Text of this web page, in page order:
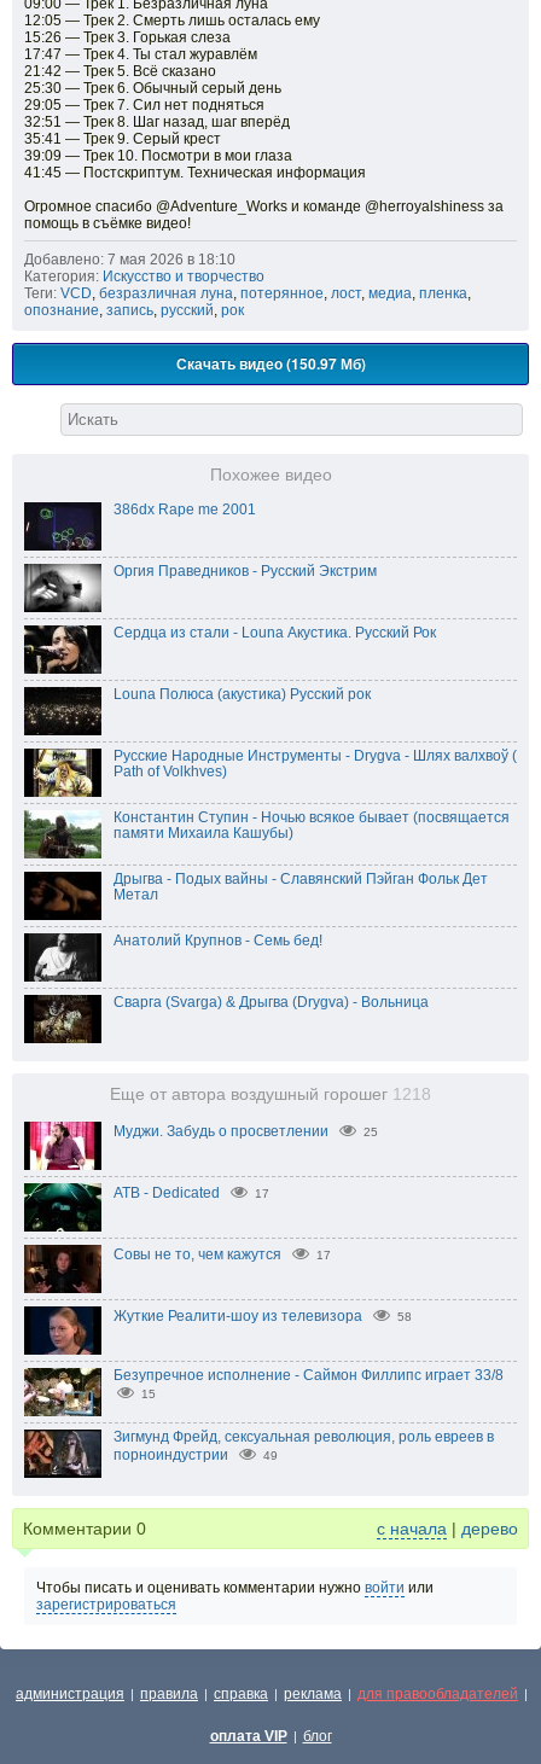
12:05 — Трек 2. Смерть лишь осталась ему
15:26 — Трек 3. Горькая слеза
17:47 — Трек 4. Ты стал журавлём
21:42 — Трек 5. Всё сказано
25:30 — Трек 6. Обычный серый день
29:05 — Трек 7. Сил нет подняться
32:51 — Трек 8. Шаг назад, шаг вперёд
35:41 — Трек 9. Серый крест
39:09 — Трек 10. Посмотри в мои глаза
41:45 — Постскриптум. Техническая информация
Огромное спасибо ‪@Adventure_Works‬ и команде ‪@herroyalshiness‬ за
помощь в съёмке видео!
Добавлено: 7 мая 2026 в 18:10
Категория: Искусство и творчество
Теги: VCD безразличная луна потерянное лост, медиа пленка
опознание запись русский рок
Скачать видео (150.97 Мб)
Похожее видео
386dx Rape me 2001
Оргия Праведников - Русский Экстрим
Сердца из стали - Louna Акустика. Русский Рок
Louna Полюса (акустика) Русский рок
Русские Народные Инструменты - Drygva - Шлях валхвоў (
Path of Volkhves)
Константин Ступин - Ночью всякое бывает (посвящается
памяти Михаила Кашубы)
Дрыгва - Подых вайны - Славянский Пэйган Фольк Дет
Метал
Анатолий Крупнов - Семь бед!
Сварга (Svarga) & Дрыгва (Drygva) - Вольница
Еще от автора воздушный горошег 1218
Муджи. Забудь о просветлении 25
ATB - Dedicated 17
Совы не то, чем кажутся 17
Жуткие Реалити-шоу из телевизора 58
Безупречное исполнение - Саймон Филлипс играет 33/8
15
Зигмунд Фрейд, сексуальная революция, роль евреев в
порноиндустрии
49
Комментарии 0 с начала | дерево
Чтобы писать и оценивать комментарии нужно войти или
зарегистрироваться
администрация | правила | справка | реклама | для правообладателей |
оплата VIP | блог